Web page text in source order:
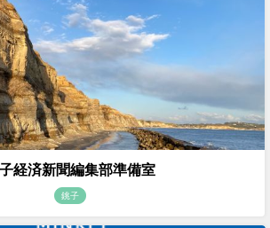
経済新聞編集部準備室
銚子